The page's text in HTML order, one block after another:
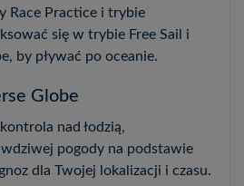
Race Practice i trybie
się w trybie Free Sail i
by pływać po oceanie.
Globe
kontrola nad łodzią,
pogody na podstawie
dla Twojej lokalizacji i czasu.